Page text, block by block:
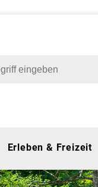
Erleben & Freizeit